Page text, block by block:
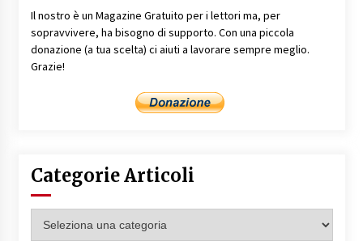
Il nostro è un Magazine Gratuito per i lettori ma, per
sopravvivere, ha bisogno di supporto. Con una piccola
donazione (a tua scelta) ci aiuti a lavorare sempre meglio.
Grazie!
Categorie Articoli
Articoli